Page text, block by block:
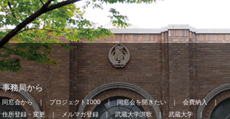
事務局から
同窓会から プロジェクト1000 同窓会を開きたい
会費納入
住所登録・変更
メルマガ登録 武蔵大学讃歌
武蔵大学